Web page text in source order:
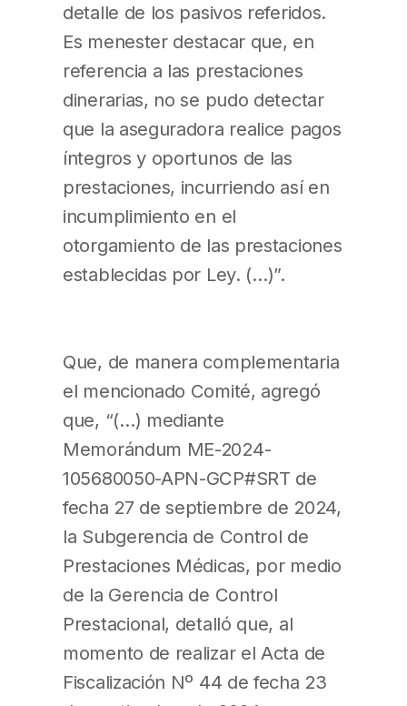
detalle de los pasivos referidos.
Es menester destacar que, en
referencia a las prestaciones
dinerarias, no se pudo detectar
que la aseguradora realice pagos
íntegros y oportunos de las
prestaciones, incurriendo así en
incumplimiento en el
otorgamiento de las prestaciones
establecidas por Ley. (…)”.
Que, de manera complementaria
el mencionado Comité, agregó
que, “(…) mediante
Memorándum ME-2024-
105680050-APN-GCP#SRT de
fecha 27 de septiembre de 2024,
la Subgerencia de Control de
Prestaciones Médicas, por medio
de la Gerencia de Control
Prestacional, detalló que, al
momento de realizar el Acta de
Fiscalización Nº 44 de fecha 23